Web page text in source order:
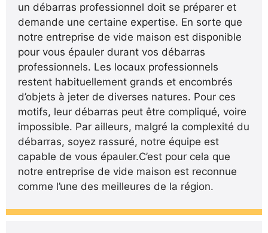
un débarras professionnel doit se préparer et
demande une certaine expertise. En sorte que
notre entreprise de vide maison est disponible
pour vous épauler durant vos débarras
professionnels. Les locaux professionnels
restent habituellement grands et encombrés
d’objets à jeter de diverses natures. Pour ces
motifs, leur débarras peut être compliqué, voire
impossible. Par ailleurs, malgré la complexité du
débarras, soyez rassuré, notre équipe est
capable de vous épauler.C’est pour cela que
notre entreprise de vide maison est reconnue
comme l’une des meilleures de la région.